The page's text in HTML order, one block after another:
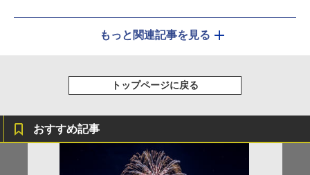
もっと関連記事を見る
トップページに戻る
おすすめ記事